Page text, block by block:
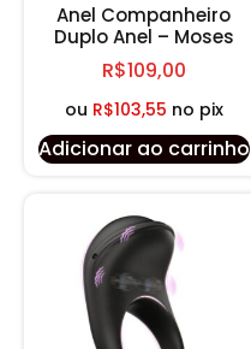
Anel Companheiro
Duplo Anel – Moses
R$109,00
ou R$103,55 no pix
Adicionar ao carrinho